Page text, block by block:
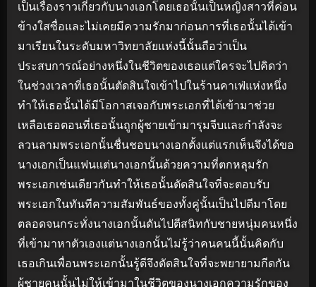
เป็นเรื่องราวเกี่ยวกับนางเอกโดยเธอนั้นเป็นหญิงสาวที่ค่อน
ข้างใสซื่อและไม่เคยมีความรักมาก่อนการที่เธอนั้นได้เข้า
มาเรียนในระดับมหาวิทยาลัยแห่งนี้นั้นถือว่าเป็น
ประสบการณ์อย่างหนึ่งในชีวิตของเธอแต่ใครจะไปคิดว่า
ในช่วงเวลาที่เธอนั้นตัดสินใจเข้าไปในร้านคาเฟ่แห่งหนึ่ง
ทำให้เธอนั้นได้มีโอกาสเจอกับพระเอกที่ได้เข้ามาช่วย
เหลือเธอตอนที่เธอนั้นถูกผู้ชายเข้ามารุมจีบและกำลังจะ
ลวนลามพระเอกนั้นชื่นชอบนางเอกตั้งแต่แรกเห็นจึงได้ขอ
นางเอกเป็นแฟนแต่นางเอกนั้นด้วยความที่ตกหลุมรัก
พระเอกเช่นเดียวกันทำให้เธอนั้นตัดสินใจที่จะตอบรับ
พระเอกในทันทีความสัมพันธ์ของทั้งคู่นั้นเป็นไปดีมาโดย
ตลอดจนกระทั่งนางเอกนั้นดันไปตีสนิทกับชายหนุ่มคนหนึ่ง
ที่เข้ามาหาตัวเองแต่นางเอกนั้นไม่รู้ว่าคนคนนี้นั้นคิดกับ
เธอเกินเพื่อนพระเอกนั้นรู้ดีจึงตัดสินใจที่จะพยายามกีดกัน
ผู้ชายคนนั้นไม่ให้เข้ามาในชีวิตของนางเอกความรักของ